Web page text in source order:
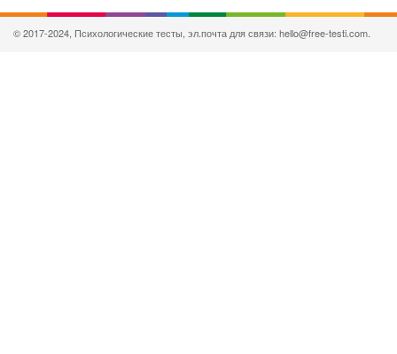
© 2017-2024, Психологические тесты, эл.почта для связи: hello@free-testi.com.